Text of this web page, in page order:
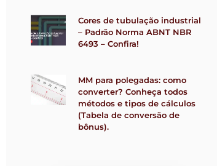
Cores de tubulação industrial
– Padrão Norma ABNT NBR
6493 – Confira!
MM para polegadas: como
converter? Conheça todos
métodos e tipos de cálculos
(Tabela de conversão de
bônus).